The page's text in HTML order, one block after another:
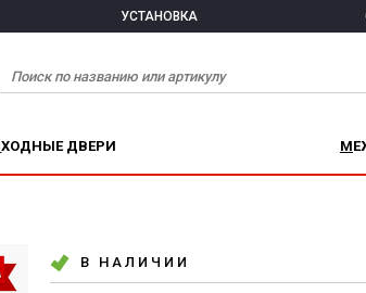
УСТАНОВКА
ВХОДНЫЕ ДВЕРИ
В НАЛИЧИИ